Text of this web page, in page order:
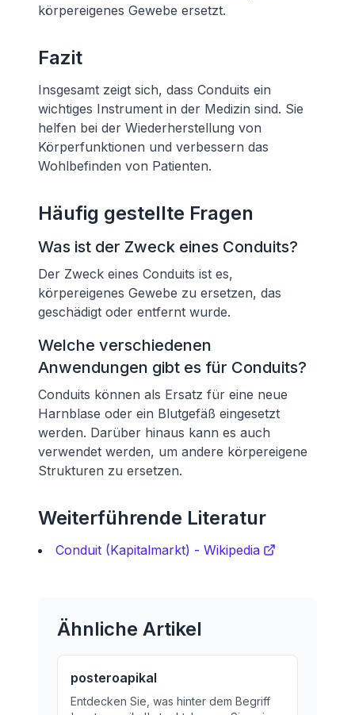
körpereigenes Gewebe ersetzt.
Fazit
Insgesamt zeigt sich, dass Conduits ein
wichtiges Instrument in der Medizin sind. Sie
helfen bei der Wiederherstellung von
Körperfunktionen und verbessern das
Wohlbefinden von Patienten.
Häufig gestellte Fragen
Was ist der Zweck eines Conduits?
Der Zweck eines Conduits ist es,
körpereigenes Gewebe zu ersetzen, das
geschädigt oder entfernt wurde.
Welche verschiedenen
Anwendungen gibt es für Conduits?
Conduits können als Ersatz für eine neue
Harnblase oder ein Blutgefäß eingesetzt
werden. Darüber hinaus kann es auch
verwendet werden, um andere körpereigene
Strukturen zu ersetzen.
Weiterführende Literatur
Conduit (Kapitalmarkt) - Wikipedia
Ähnliche Artikel
posteroapikal
Entdecken Sie, was hinter dem Begriff